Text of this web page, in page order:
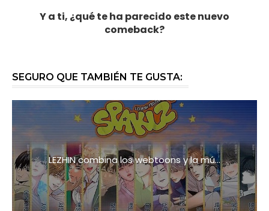
Y a ti, ¿qué te ha parecido este nuevo
comeback?
SEGURO QUE TAMBIÉN TE GUSTA:
LEZHIN combina los webtoons y la mú...